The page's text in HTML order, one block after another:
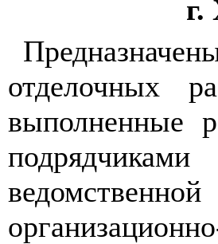
г.
отделочных
выполненные